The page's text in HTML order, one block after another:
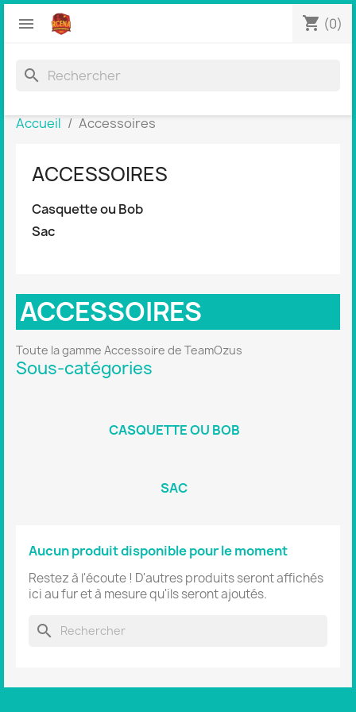
 shopping_cart (0)
search
Accueil Accessoires
ACCESSOIRES
Casquette ou Bob
Sac
ACCESSOIRES
Toute la gamme Accessoire de TeamOzus
Sous-catégories
CASQUETTE OU BOB
SAC
Aucun produit disponible pour le moment
Restez à l'écoute ! D'autres produits seront affichés
ici au fur et à mesure qu'ils seront ajoutés.
search